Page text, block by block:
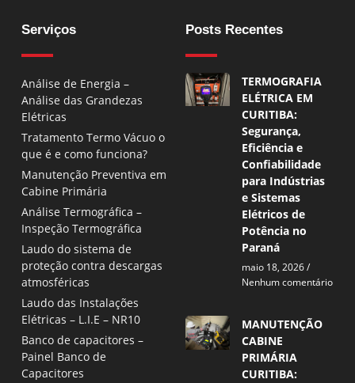
Serviços
Análise de Energia –
Análise das Grandezas
Elétricas
Tratamento Termo Vácuo o
que é e como funciona?
Manutenção Preventiva em
Cabine Primária
Análise Termográfica –
Inspeção Termográfica
Laudo do sistema de
proteção contra descargas
atmosféricas
Laudo das Instalações
Elétricas – L.I.E – NR10
Banco de capacitores –
Painel Banco de
Capacitores
Posts Recentes
TERMOGRAFIA
ELÉTRICA EM
CURITIBA:
Segurança,
Eficiência e
Confiabilidade
para Indústrias
e Sistemas
Elétricos de
Potência no
Paraná
maio 18, 2026
Nenhum comentário
MANUTENÇÃO
CABINE
PRIMÁRIA
CURITIBA: